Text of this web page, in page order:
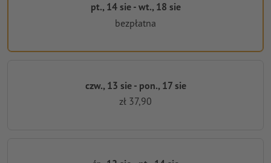
pt., 14 sie - wt., 18 sie
bezpłatna
czw., 13 sie - pon., 17 sie
zł 37,90